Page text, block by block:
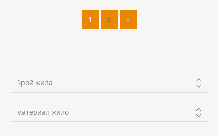
1 2
брой жила
материал жило